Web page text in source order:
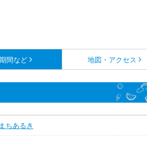
間など 地図・アクセス
ちあるき